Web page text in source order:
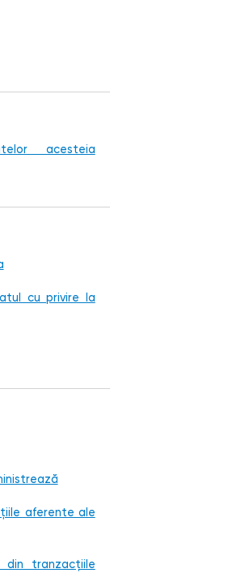
acesteia
cu privire la
aferente ale
din tranzacțiile